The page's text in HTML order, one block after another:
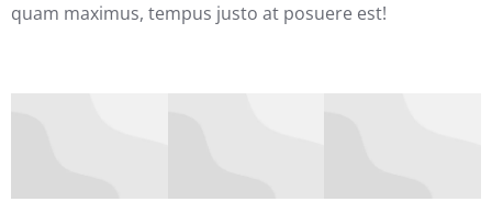
quam maximus, tempus justo at posuere est!